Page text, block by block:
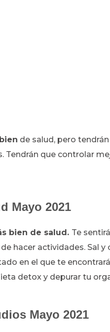
de salud, pero
Tendrán que controlar
Mayo 2021
bien de salud. Te
hacer actividades. Sal
en el que te
detox y depurar tu
Mayo 2021